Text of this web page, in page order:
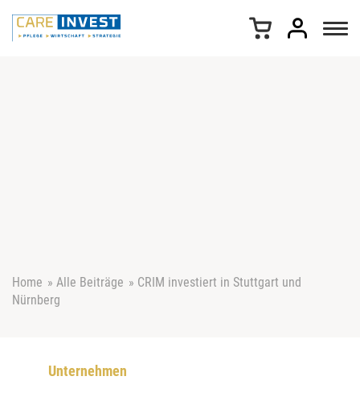
Home » Alle Beiträge » CRIM investiert in Stuttgart und
Nürnberg
Unternehmen